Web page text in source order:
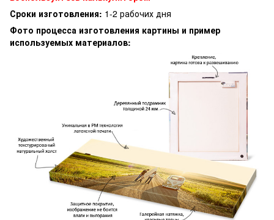
Сроки изготовления: 1-2 рабочих дня
Фото процесса изготовления картины и пример
используемых материалов: